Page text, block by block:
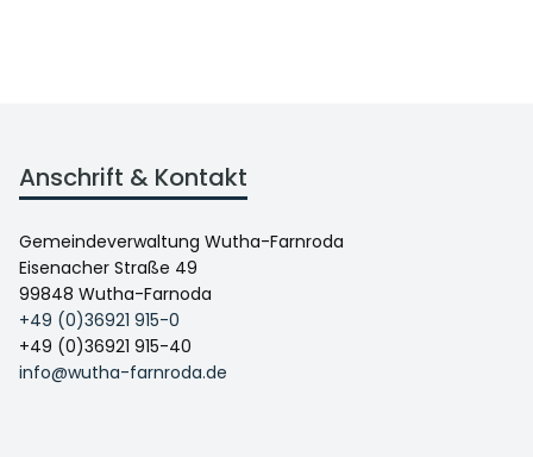
Anschrift & Kontakt
Gemeindeverwaltung Wutha-Farnroda
Eisenacher Straße 49
99848 Wutha-Farnoda
+49 (0)36921 915-0
+49 (0)36921 915-40
info@wutha-farnroda.de